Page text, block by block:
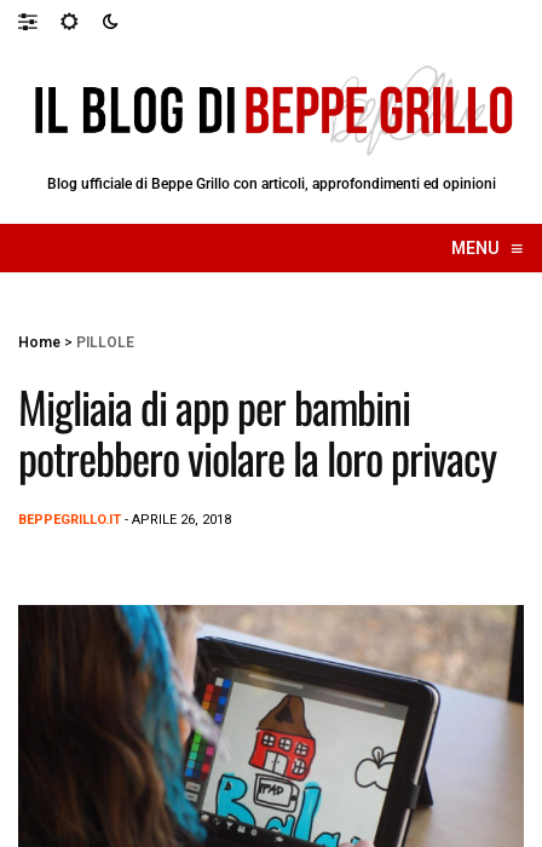
Blog ufficiale di Beppe Grillo con articoli, approfondimenti ed opinioni
MENU ≡
☰
Home > PILLOLE
Migliaia di app per bambini
potrebbero violare la loro privacy
BEPPEGRILLO.IT - APRILE 26, 2018